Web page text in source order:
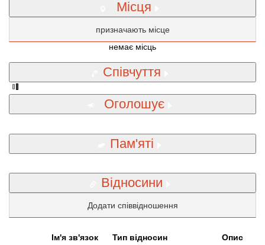
Місця
призначають місце
немає місць
Співчуття
Оголошує
Пам'яті
Відносини
Додати співвідношення
Iм'я зв'язок Тип відносин Опис